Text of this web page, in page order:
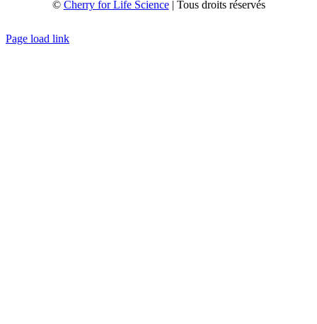
© Cherry for Life Science| Tous droits réservés
Page load link